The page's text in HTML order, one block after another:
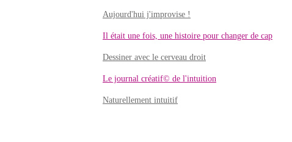
Aujourd'hui j'improvise !
Il était une fois, une histoire pour changer de cap
Dessiner avec le cerveau droit
Le journal créatif© de l'intuition
Naturellement intuitif